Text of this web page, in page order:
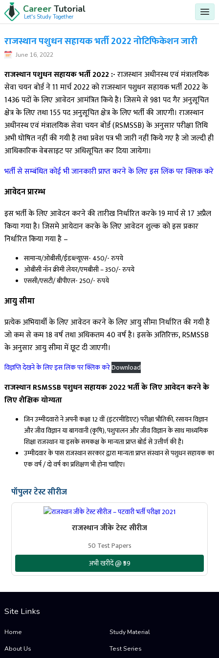
Career Tutorial
Let's Study Together
पॉपुलर टेस्ट सीरीज
राजस्थान जीके टेस्ट सीरीज
50 Test Papers
अभी खरीदें @ ₹59
राजस्थान पशुधन सहायक भर्ती 2022 नोटिफिकेशन जारी
June 16, 2022
राजस्थान पशुधन सहायक भर्ती 2022 :-राजस्थान अधीनस्थ एवं मंत्रालयिक
सेवा चयन बोर्ड ने 11 मार्च 2022 को राजस्थान पशुधन सहायक भर्ती 2022 के
1436 पदों के लिए आवेदन आमंत्रित किये है। जिसमे से 981 पद गैर अनुसूचित
क्षेत्र के लिए तथा 155 पद अनुसूचित क्षेत्र के लिए भर्ती की जाएगी। राजस्थान
अधीनस्थ एवं मंत्रालयिक सेवा चयन बोर्ड (RSMSSB) के अनुसार परीक्षा तिथि
अभी घोषित नहीं की गयी है तथा प्रवेश पत्र भी जारी नहीं किये गए है जो जल्दी ही
आधिकारिक वेबसाइट पर अधिसूचित कर दिया जायेगा।
भर्ती से सम्बंधित कोई भी जानकारी प्राप्त करने के लिए इस लिंक पर क्लिक करे
आवेदन प्रारम्भ
इस भर्ती के लिए आवेदन करने की तारीख निर्धारित करके 19 मार्च से 17 अप्रैल
किया गया है। जिसमे आयेदान करके के लिए आवेदन शुल्क को इस प्रकार
निर्धारित किया गया है –
सामान्य/ओबीसी/ईडब्ल्यूएस- 450/- रुपये
ओबीसी नॉन क्रीमी लेयर/एमबीसी – 350/- रुपये
एससी/एसटी/ बीपीएल- 250/- रुपये
आयु सीमा
प्रत्येक अभियार्थी के लिए आवेदन करने के लिए आयु सीमा निर्धारित की गयी है
जो कम से कम 18 वर्ष तथा अधिकतम 40 वर्ष है। इसके अतिरिक्त, RSMSSB
के अनुसार आयु सीमा में छूट दी जाएगी।
विज्ञप्ति देखने के लिए इस लिंक पर क्लिक करेDownload
राजस्थान RSMSSB पशुधन सहायक 2022 भर्ती के लिए आवेदन करने के
लिए शैक्षिक योग्यता
जिन उम्मीदवारो ने अपनी कक्षा 12 वीं (इंटरमीडिएट) परीक्षा भौतिकी, रसायन विज्ञान
और जीव विज्ञान या बागवानी (कृषि), पशुपालन और जीव विज्ञान के साथ माध्यमिक
शिक्षा राजस्थान या इसके समकक्ष के मान्यता प्राप्त बोर्ड से उत्तीर्ण की है।
उम्मीदवार के पास राजस्थान सरकार द्वारा मान्यता प्राप्त संस्थान से पशुधन सहायक का
एक वर्ष / दो वर्ष का प्रशिक्षण भी होना चाहिए।
Site Links
Home
About Us
Study Material
Test Series